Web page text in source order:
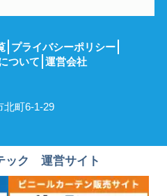
プライバシーポリシー
ついて 運営会社
町6-1-29
ック 運営サイト